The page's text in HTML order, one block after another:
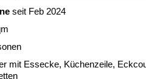
seit Feb 2024
mit Essecke, Küchenzeile,